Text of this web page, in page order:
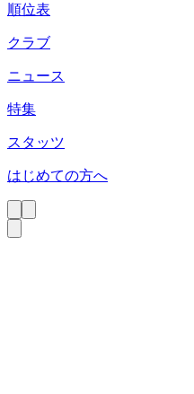
順位表
クラブ
ニュース
特集
スタッツ
はじめての方へ